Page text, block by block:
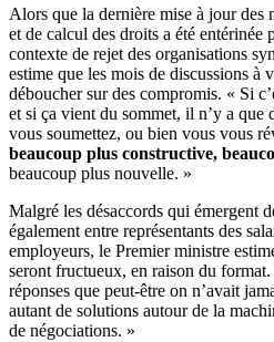
Alors que la dernière mise à jour des
et de calcul des droits a été entérinée
contexte de rejet des organisations
estime que les mois de discussions à
déboucher sur des compromis. « Si
et si ça vient du sommet, il n’y a
vous soumettez, ou bien vous vous
beaucoup plus constructive,
beaucoup plus nouvelle. »
Malgré les désaccords qui émergent
également entre représentants des
employeurs, le Premier ministre
seront fructueux, en raison du
réponses que peut-être on n’avait
autant de solutions autour de la
de négociations. »